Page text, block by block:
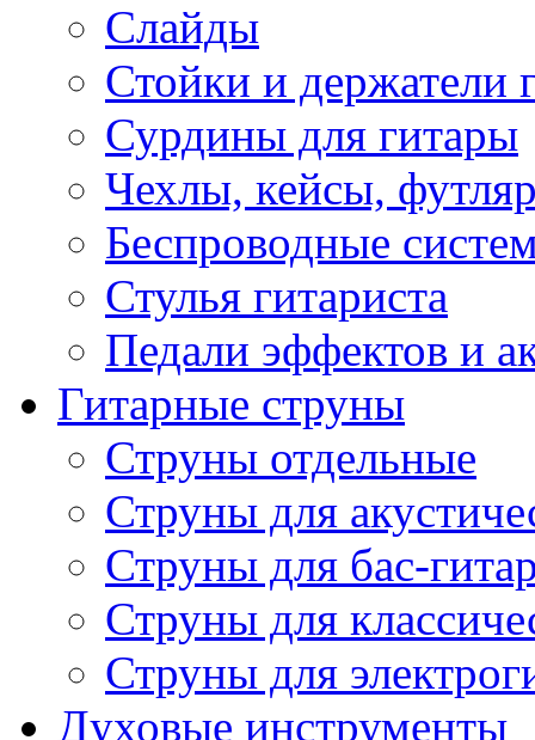
Слайды
Стойки и держатели
Сурдины для гитары
Чехлы, кейсы,
Беспроводные
Стулья гитариста
Педали эффектов и
Гитарные струны
Струны отдельные
Струны для
Струны для бас-
Струны для
Струны для
Духовые инструменты